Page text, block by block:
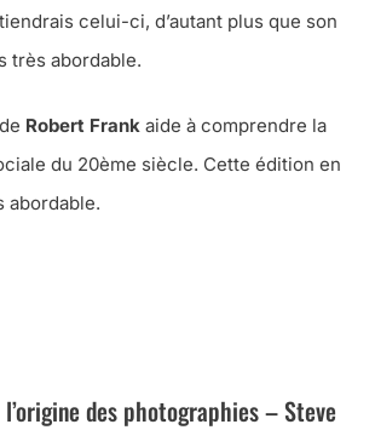
celui-ci, d’autant plus que son
très abordable.
Robert Frank aide à comprendre la
du 20ème siècle. Cette édition en
abordable.
des photographies – Steve